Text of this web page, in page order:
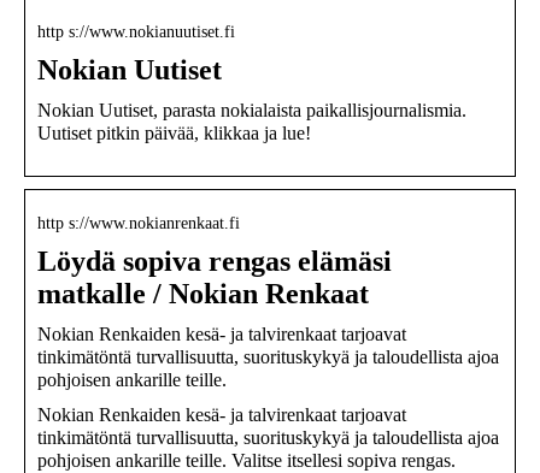
http s://www.nokianuutiset.fi
Nokian Uutiset
Nokian Uutiset, parasta nokialaista paikallisjournalismia.
Uutiset pitkin päivää, klikkaa ja lue!
http s://www.nokianrenkaat.fi
Löydä sopiva rengas elämäsi
matkalle / Nokian Renkaat
Nokian Renkaiden kesä- ja talvirenkaat tarjoavat
tinkimätöntä turvallisuutta, suorituskykyä ja taloudellista ajoa
pohjoisen ankarille teille.
Nokian Renkaiden kesä- ja talvirenkaat tarjoavat
tinkimätöntä turvallisuutta, suorituskykyä ja taloudellista ajoa
pohjoisen ankarille teille. Valitse itsellesi sopiva rengas.